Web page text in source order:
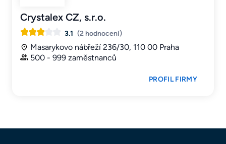
Crystalex CZ, s.r.o.
3.1 (2 hodnocení)
Masarykovo nábřeží 236/30, 110 00 Praha
500 - 999 zaměstnanců
PROFIL FIRMY